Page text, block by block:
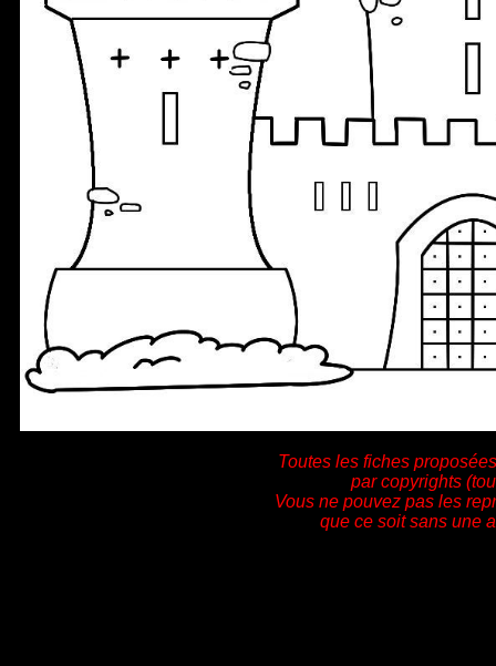
Toutes les fiches
par copyrights
Vous ne pouvez pas les
que ce soit sans une